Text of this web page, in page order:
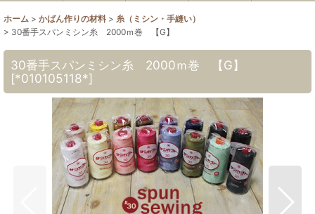
ホーム > かばん作りの材料 > 糸（ミシン・手縫い）
> 30番手スパンミシン糸 2000ｍ巻 【G】
30番手スパンミシン糸 2000ｍ巻 【G】
[*010105118*]